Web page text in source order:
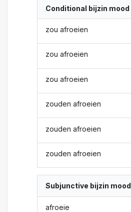
Conditional bijzin mood
zou afroeien
zou afroeien
zou afroeien
zouden afroeien
zouden afroeien
zouden afroeien
Subjunctive bijzin mood
afroeie